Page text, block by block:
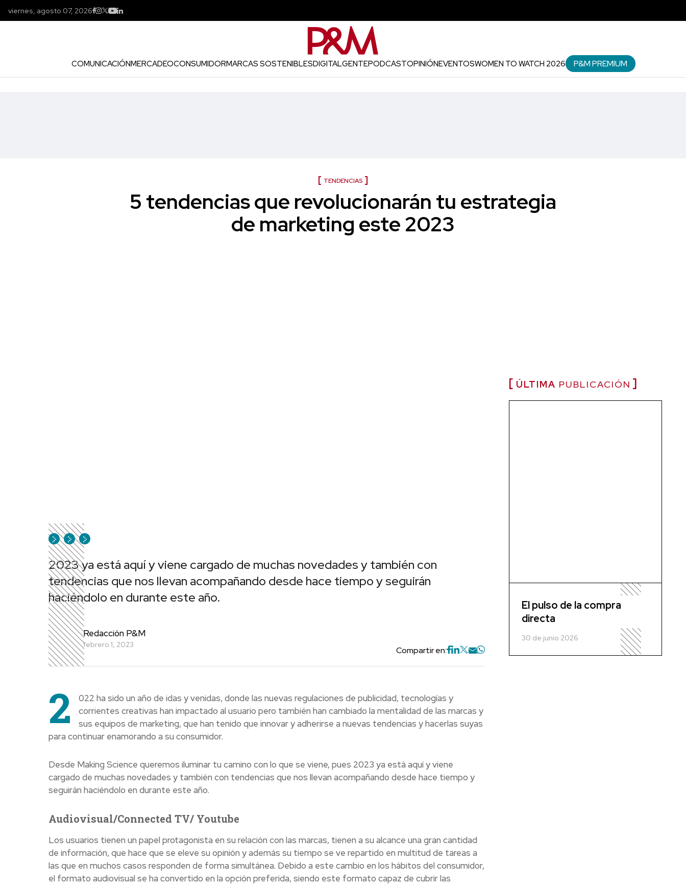
viernes, agosto 07, 2026
COMUNICACIÓNMERCADEOCONSUMIDORMARCAS SOSTENIBLESDIGITALGENTEPODCASTOPINIÓNEVENTOSWOMEN TO WATCH 2026 P&M PREMIUM
TENDENCIAS
5 tendencias que revolucionarán tu estrategia
de marketing este 2023
2023 ya está aquí y viene cargado de muchas novedades y también con
tendencias que nos llevan acompañando desde hace tiempo y seguirán
haciéndolo en durante este año.
Redacción P&M
febrero 1, 2023
Compartir en:
2
022 ha sido un año de idas y venidas, donde las nuevas regulaciones de publicidad, tecnologías y
corrientes creativas han impactado al usuario pero también han cambiado la mentalidad de las marcas y
sus equipos de marketing, que han tenido que innovar y adherirse a nuevas tendencias y hacerlas suyas
para continuar enamorando a su consumidor.
Desde Making Science queremos iluminar tu camino con lo que se viene, pues 2023 ya está aquí y viene
cargado de muchas novedades y también con tendencias que nos llevan acompañando desde hace tiempo y
seguirán haciéndolo en durante este año.
Audiovisual/Connected TV/ Youtube
Los usuarios tienen un papel protagonista en su relación con las marcas, tienen a su alcance una gran cantidad
de información, que hace que se eleve su opinión y además su tiempo se ve repartido en multitud de tareas a
las que en muchos casos responden de forma simultánea. Debido a este cambio en los hábitos del consumidor,
el formato audiovisual se ha convertido en la opción preferida, siendo este formato capaz de cubrir las
ÚLTIMA PUBLICACIÓN
El pulso de la compra
directa
30 de junio 2026